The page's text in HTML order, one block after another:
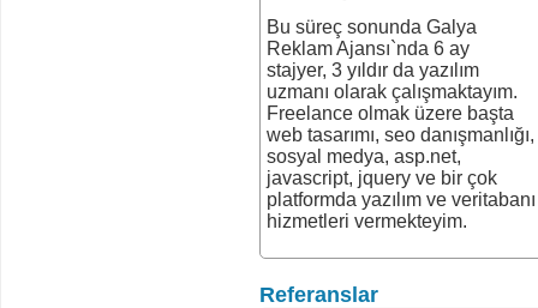
Bu süreç sonunda Galya
Reklam Ajansı`nda 6 ay
stajyer, 3 yıldır da yazılım
uzmanı olarak çalışmaktayım.
Freelance olmak üzere başta
web tasarımı, seo danışmanlığı,
sosyal medya, asp.net,
javascript, jquery ve bir çok
platformda yazılım ve veritabanı
hizmetleri vermekteyim.
Referanslar